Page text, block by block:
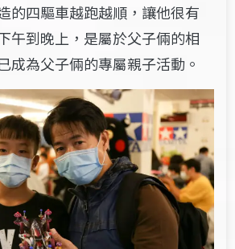
的四驅車越跑越順，讓他很有
午到晚上，是屬於父子倆的相
成為父子倆的專屬親子活動。